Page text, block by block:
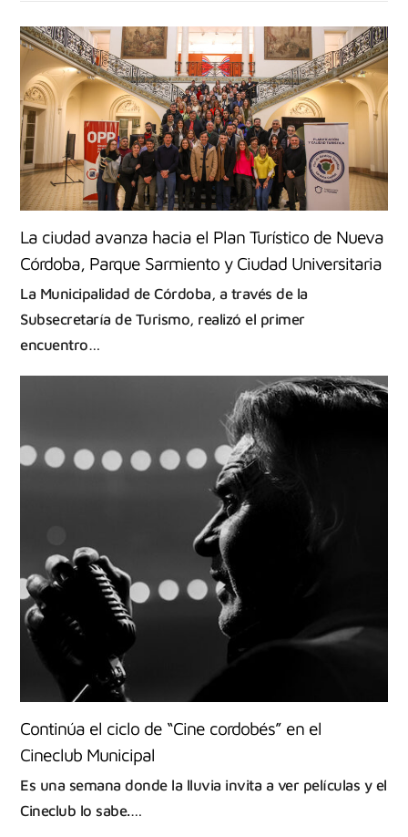
La ciudad avanza hacia el Plan Turístico de Nueva
Córdoba, Parque Sarmiento y Ciudad Universitaria
La Municipalidad de Córdoba, a través de la
Subsecretaría de Turismo, realizó el primer
encuentro…
Continúa el ciclo de “Cine cordobés” en el
Cineclub Municipal
Es una semana donde la lluvia invita a ver películas y el
Cineclub lo sabe.…